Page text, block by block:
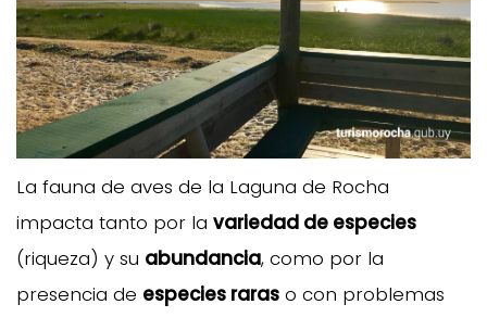
La fauna de aves de la Laguna de Rocha
impacta tanto por la variedad de especies
(riqueza) y su abundancia, como por la
presencia de especies raras o con problemas